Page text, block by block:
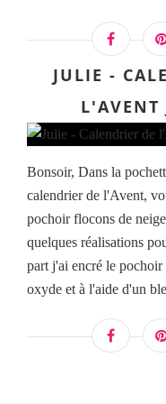
JULIE -
L'AVENT
Bonsoir, Dans la
calendrier de l'Avent,
pochoir flocons de
quelques réalisations
part j'ai encré le pochoir
oxyde et à l'aide d'un